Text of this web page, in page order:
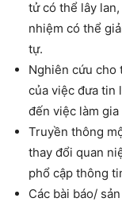
tử có thể lây
nhiệm có thể
tự.
Nghiên cứu cho
của việc đưa tin
đến việc làm
Truyền thông
thay đổi quan
phổ cập thông
Các bài báo/